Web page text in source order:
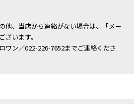
他、当店から連絡がない場合は、「メー
います。
ワン／022-226-7652までご連絡くださ